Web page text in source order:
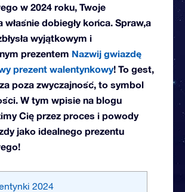
w 2024 roku, Twoje
dobiegły końca. Spraw,a
wyjątkowym i
prezentem Nazwij gwiazdę
prezent walentynkowy! To gest,
poza zwyczajność, to symbol
W tym wpisie na blogu
Cię przez proces i powody
jako idealnego prezentu
2024